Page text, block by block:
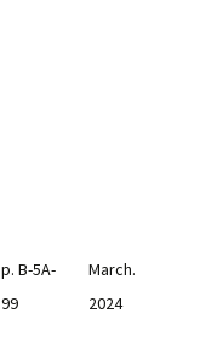
p. B-5A-
99
March.
2024